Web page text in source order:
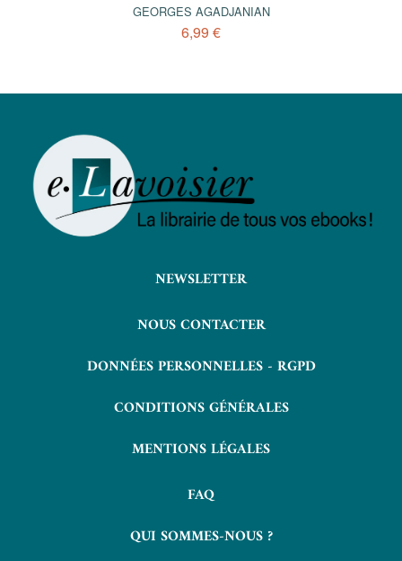
GEORGES AGADJANIAN
6,99 €
NEWSLETTER
NOUS CONTACTER
DONNÉES PERSONNELLES - RGPD
CONDITIONS GÉNÉRALES
MENTIONS LÉGALES
FAQ
QUI SOMMES-NOUS ?